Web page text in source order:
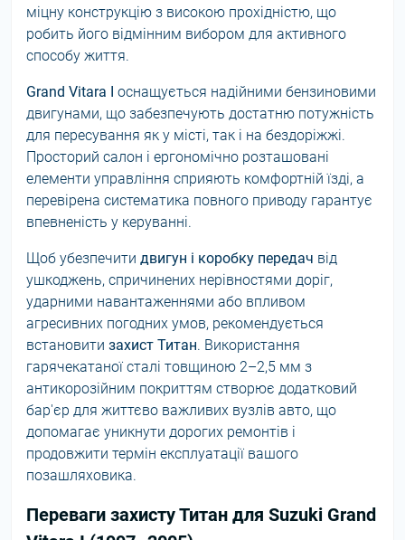
міцну конструкцію з високою прохідністю, що
робить його відмінним вибором для активного
способу життя.
Grand Vitara I оснащується надійними бензиновими
двигунами, що забезпечують достатню потужність
для пересування як у місті, так і на бездоріжжі.
Просторий салон і ергономічно розташовані
елементи управління сприяють комфортній їзді, а
перевірена систематика повного приводу гарантує
впевненість у керуванні.
Щоб убезпечити двигун і коробку передач від
ушкоджень, спричинених нерівностями доріг,
ударними навантаженнями або впливом
агресивних погодних умов, рекомендується
встановити захист Титан. Використання
гарячекатаної сталі товщиною 2–2,5 мм з
антикорозійним покриттям створює додатковий
бар'єр для життєво важливих вузлів авто, що
допомагає уникнути дорогих ремонтів і
продовжити термін експлуатації вашого
позашляховика.
Переваги захисту Титан для Suzuki Grand